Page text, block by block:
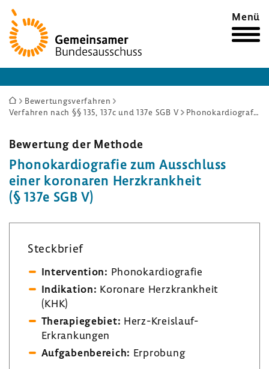
Zur
Startseite
Menü
Sie
sind
Bewertungsverfahren
Verfahren nach §§ 135, 137c und 137e SGB V
Phonokardiografie zum Ausschluss einer koronaren Herzkrankheit (§ 137e SGB V)
Bewer­tung der Methode
Phono­kar­dio­grafie zum Ausschluss
einer koro­naren Herz­krank­heit
(§ 137e SGB V)
Steck­brief
Inter­ven­tion: Phono­kar­dio­grafie
Indi­ka­tion: Koro­nare Herz­krank­heit
(KHK)
Thera­pie­ge­biet: Herz-​Kreislauf-
Erkrankungen
Aufga­ben­be­reich: Erpro­bung